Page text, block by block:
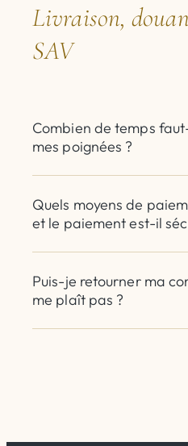
Livraison,
SAV
Combien de temps
mes poignées ?
Quels moyens de
et le paiement est-il
Puis-je retourner ma
me plaît pas ?